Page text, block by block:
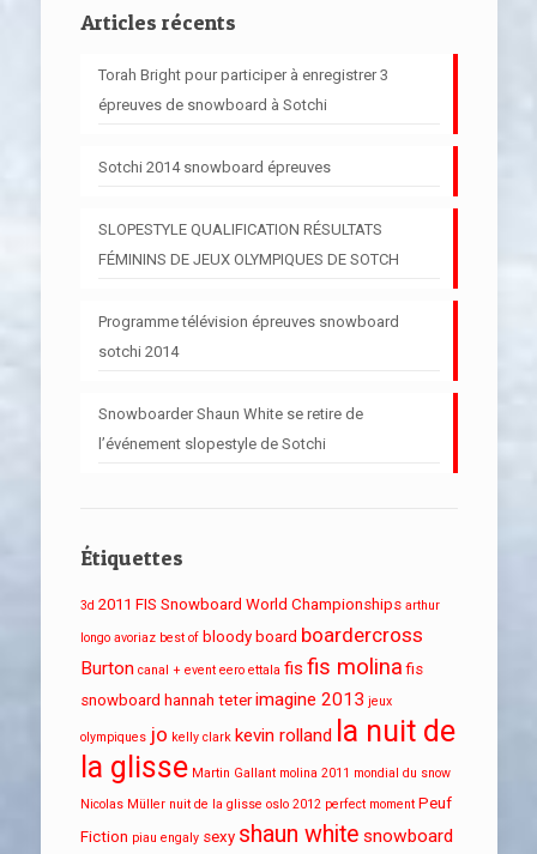
Articles récents
Torah Bright pour participer à enregistrer 3
épreuves de snowboard à Sotchi
Sotchi 2014 snowboard épreuves
SLOPESTYLE QUALIFICATION RÉSULTATS
FÉMININS DE JEUX OLYMPIQUES DE SOTCH
Programme télévision épreuves snowboard
sotchi 2014
Snowboarder Shaun White se retire de
l’événement slopestyle de Sotchi
Étiquettes
3d 2011 FIS Snowboard World Championships arthur
longo avoriaz best of bloody board boardercross
Burton canal + event eero ettala fis fis molina fis
snowboard hannah teter imagine 2013 jeux
olympiques jo kelly clark kevin rolland la nuit de
la glisse Martin Gallant molina 2011 mondial du snow
Nicolas Müller nuit de la glisse oslo 2012 perfect moment Peuf
Fiction piau engaly sexy shaun white snowboard